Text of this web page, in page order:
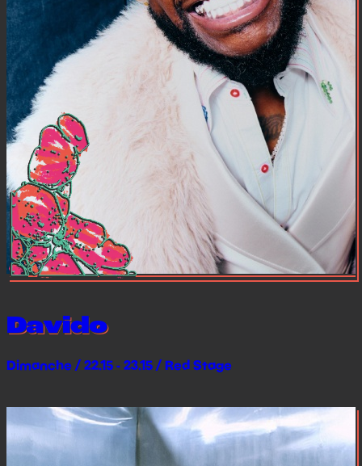
Davido
Dimanche / 22.15 - 23.15 / Red Stage